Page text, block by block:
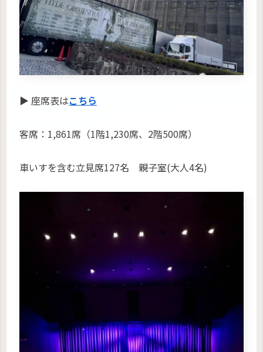
▶ 座席表はこちら
客席：1,861席（1階1,230席、2階500席）
車いすを含む立見席127名 親子室(大人4名)